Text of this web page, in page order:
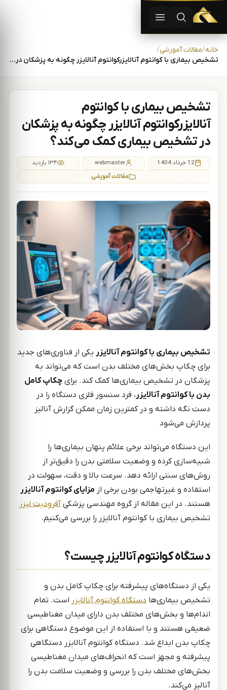
پرش به محتوا
دستگاه لیزر موهای زاید | دستگاه لاغری | آفرودیت لیزر —
باز کردن جستجو
باز کردن منو
خانه مقالات آموزشی
تشخیص بیماری با کوانتوم آنالایزرکوانتوم آنالایزر چگونه به پزشکان در ت…
تشخیص بیماری با کوانتوم
آنالایزرکوانتوم آنالایزر چگونه به پزشکان
در تشخیص بیماری کمک می‌کند؟
12 خرداد 1404 webmaster
۱۳۴ بازدید
مقالات آموزشی
تشخیص بیماری با کوانتوم آنالایزر یکی از فناوری‌های جدید
برای چکاپ بخش‌های مختلف بدن است که می‌تواند به
پزشکان در تشخیص بیماری‎‌ها کمک کند. برای
چکاپ کامل
بدن با کوانتوم آنالایزر ، فرد سنسور فلزی دستگاه را در
دست نگه داشته و در کمترین زمان ممکن گزارش آنالیز
پردازش می‌شود
این دستگاه می‌تواند برخی علائم پنهان بیماری‌ها را
شبیه‌سازی کرده و وضعیت سلامتی بدن را دقیق‌تر از
روش‌های سنتی ارائه دهد. سرعت بالا و دقت، سهولت در
استفاده و غیرتهاجمی بودن برخی از مزایای کوانتوم آنالایزر
هستند. در این مقاله از گروه مهندسی پزشکیآفرودیت لیزر
تشخیص بیماری با کوانتوم آنالایزر را بررسی می‌کنیم.
دستگاه کوانتوم آنالایزر چیست؟
یکی از دستگاه‌های پیشرفته برای چکاپ کامل بدن و
تشخیص بیماری‌ها دستگاه کوانتوم آنالایزر است. تمام
اندام‌ها و بخش‌های مختلف بدن دارای میدان مغناطیسی
ضعیفی هستند و با استفاده از این موضوع دستگاهی برای
چکاپ بدن ابداع شد. دستگاه کوانتوم آنالایزر دستگاهی
پیشرفته و مجهز است که انحراف‌های میدان مغناطیسی
بخش‌های مختلف بدن را بررسی و وضعیت سلامت بدن را
آنالیز می‌کند.